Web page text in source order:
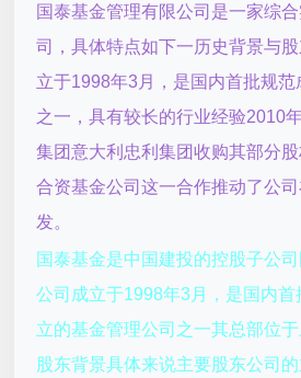
国泰基金管理有限公司是一家综
司，具体特点如下一历史背景与
立于1998年3月，是国内首批规范
之一，具有较长的行业经验2010
集团意大利忠利集团收购其部分
合资基金公司这一合作推动了公
发。
国泰基金是中国建投的控股子公
公司成立于1998年3月，是国内
立的基金管理公司之一其总部位
股东背景具体来说主要股东公司